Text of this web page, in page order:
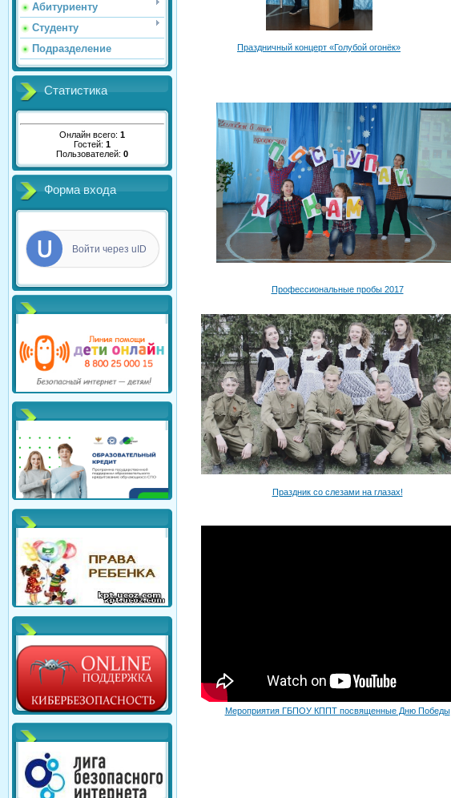
Абитуриенту
Студенту
Подразделение
Статистика
Онлайн всего: 1
Гостей: 1
Пользователей: 0
Форма входа
Войти через uID
Праздничный концерт «Голубой огонёк»
Профессиональные пробы 2017
Праздник со слезами на глазах!
Мероприятия ГБПОУ КППТ посвященные Дню Победы